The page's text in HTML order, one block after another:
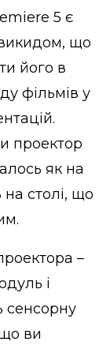
5 є
що
його в
фільмів у
проектор
як на
на столі, що
–
і
сенсорну
ви